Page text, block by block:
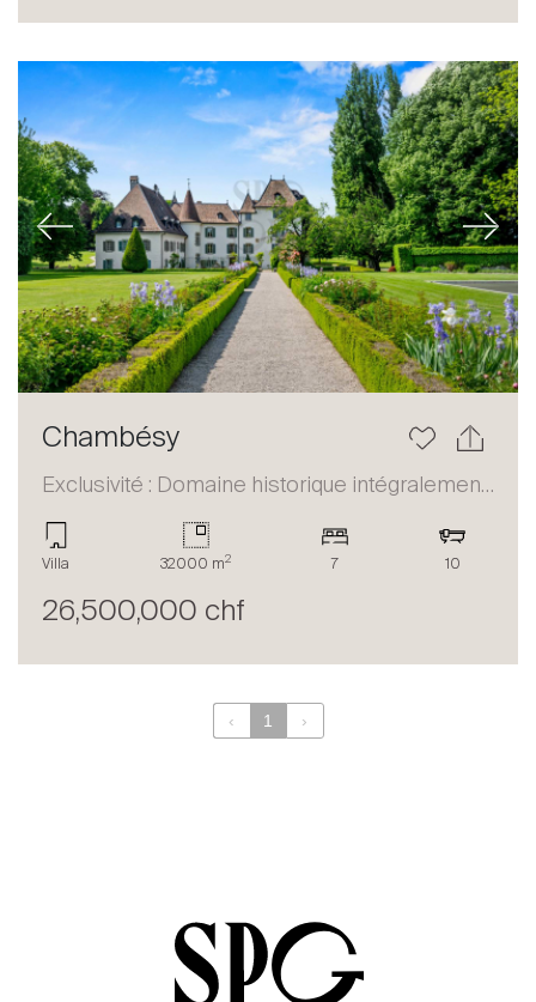
Acheter
Louer
International
Vendre
Previous Next
Chambésy
Exclusivité : Domaine historique intégralement restauré
Villa 32000 m2 7 10
26,500,000 chf
‹ 1 ›